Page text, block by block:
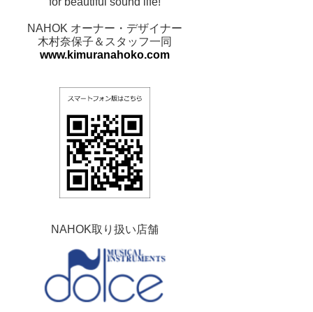
NAHOK オーナー・デザイナー
木村奈保子＆スタッフ一同
www.kimuranahoko.com
NAHOK取り扱い店舗